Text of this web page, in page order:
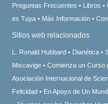
Preguntas Frecuentes
Libros
es Tuya
Más Información
Sitios web relacionados
L. Ronald Hubbard Dianética
Miscavige
Comienza un Curso
Asociación Internacional de
Felicidad
En Apoyo de Un